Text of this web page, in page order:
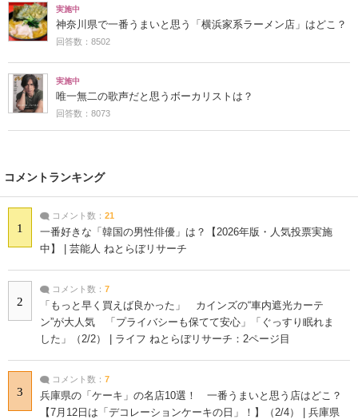
実施中
神奈川県で一番うまいと思う「横浜家系ラーメン店」はどこ？
回答数：8502
実施中
唯一無二の歌声だと思うボーカリストは？
回答数：8073
コメントランキング
1
コメント数： 21
一番好きな「韓国の男性俳優」は？【2026年版・人気投票実施
中】 | 芸能人 ねとらぼリサーチ
2
コメント数： 7
「もっと早く買えば良かった」 カインズの“車内遮光カーテ
ン”が大人気 「プライバシーも保てて安心」「ぐっすり眠れま
した」（2/2） | ライフ ねとらぼリサーチ：2ページ目
3
コメント数： 7
兵庫県の「ケーキ」の名店10選！ 一番うまいと思う店はどこ？
【7月12日は「デコレーションケーキの日」！】（2/4） | 兵庫県